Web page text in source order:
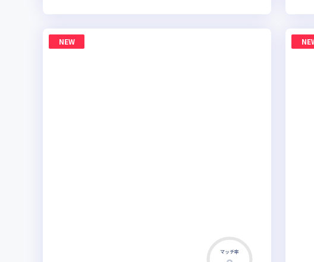
NEW
マッチ率